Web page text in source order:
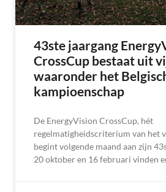
43ste jaargang
CrossCup bestaat uit
waaronder het
kampioenschap
De EnergyVision CrossCup, hét
regelmatigheidscriterium van het
begint volgende maand aan zijn
20 oktober en 16 februari vinden